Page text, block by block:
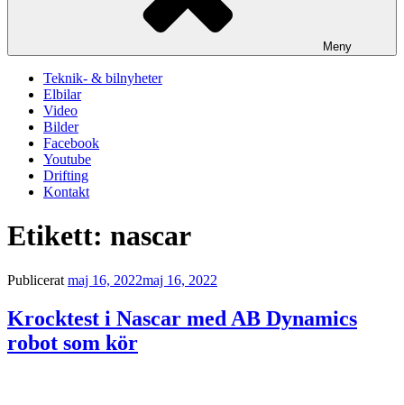
Meny
Teknik- & bilnyheter
Elbilar
Video
Bilder
Facebook
Youtube
Drifting
Kontakt
Etikett: nascar
Publicerat maj 16, 2022maj 16, 2022
Krocktest i Nascar med AB Dynamics
robot som kör